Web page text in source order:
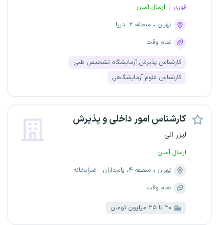
فوری
ارسال آسان
تهران
منطقه ۲، دریا
تمام وقت
کارشناس پذیرش آزمایشگاه تشخیص طبی
کارشناس علوم آزمایشگاهی
کارشناس امور داخلی و پذیرش
لیزر الی
ارسال آسان
تهران
منطقه ۴، پاسداران - ضرابخانه
تمام وقت
۲۰ تا ۲۵ میلیون تومان